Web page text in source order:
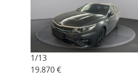
1/13
19.870 €